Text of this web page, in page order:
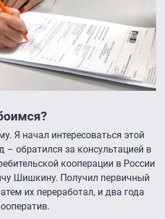
Я начал интересоваться этой
– обратился за консультацией в
кооперации в России
Шишкину. Получил первичный
их переработал, и два года